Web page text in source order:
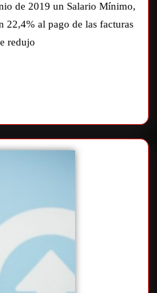
de 2019 un Salario Mínimo,
al pago de las facturas
redujo